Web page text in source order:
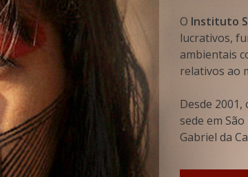
O Instituto
lucrativos,
ambientais
relativos ao
Desde 2001,
sede em
Gabriel da